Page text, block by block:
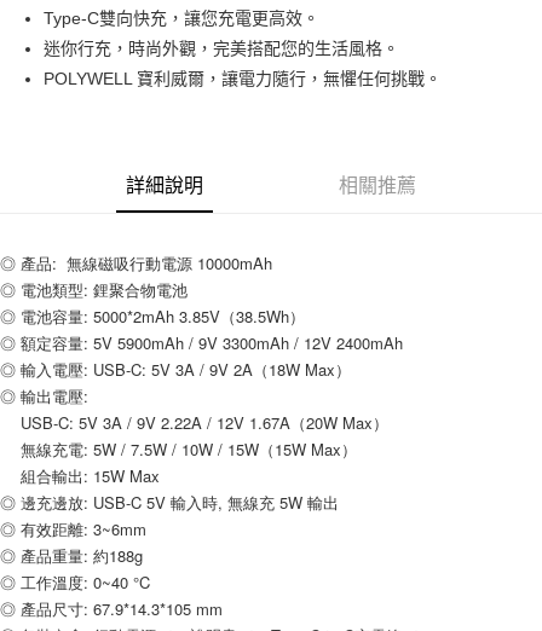
悠遊付
ATM付款
每筆NT$80，滿NT$599(含以上)免運費
每筆NT$80，滿NT$599(含以上)免運費
7-11取貨付款
每筆NT$80，滿NT$599(含以上)免運費
付款後7-11取貨
每筆NT$80，滿NT$599(含以上)免運費
宅配
每筆NT$100，滿NT$599(含以上)免運費
Type-C雙向快充，讓您充電更高效。
迷你行充，時尚外觀，完美搭配您的生活風格。
POLYWELL 寶利威爾，讓電力隨行，無懼任何挑戰。
詳細說明 相關推薦
◎ 產品:  無線磁吸行動電源 10000mAh
◎ 電池類型: 鋰聚合物電池
◎ 電池容量: 5000*2mAh 3.85V（38.5Wh）
◎ 額定容量: 5V 5900mAh / 9V 3300mAh / 12V 2400mAh
◎ 輸入電壓: USB-C: 5V 3A / 9V 2A（18W Max）
◎ 輸出電壓:
USB-C: 5V 3A / 9V 2.22A / 12V 1.67A（20W Max）
無線充電: 5W / 7.5W / 10W / 15W（15W Max）
組合輸出: 15W Max
◎ 邊充邊放: USB-C 5V 輸入時, 無線充 5W 輸出
◎ 有效距離: 3~6mm
◎ 產品重量: 約188g
◎ 工作溫度: 0~40 °C
◎ 產品尺寸: 67.9*14.3*105 mm